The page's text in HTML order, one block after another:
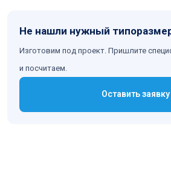
Не нашли нужный
Изготовим под проект. Пришлите
и посчитаем.
Оставить заявку